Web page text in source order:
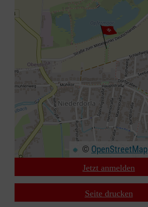
© OpenStreetMap
Jetzt anmelden
Seite drucken